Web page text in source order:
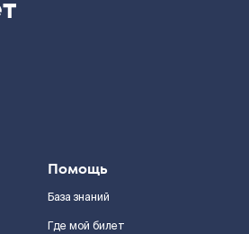
Помощь
База знаний
Где мой билет